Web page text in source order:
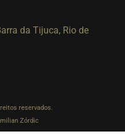
da Tijuca, Rio de
reservados.
Zórdic